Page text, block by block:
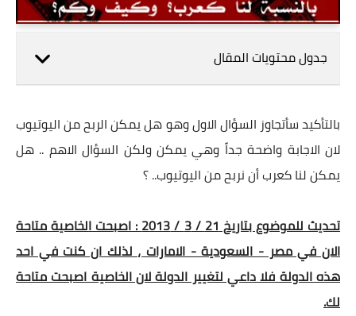
جدول محتويات المقال
بالتأكيد سأتجاوز السؤال الاول وهو هل يمكن الربح من اليوتيوب
لان الاجابة واضحة جداً وهي يمكن ولكن السؤال الاهم .. هل
يمكن لنا كعرب أن نربح من اليوتيوب.. ؟
تحديث للموضوع بتاريخ 21 / 3 / 2013 : اصبحت الخاصية متاحة
الان في مصر - السعودية - الامارات ، لذلك ان كنت في احد
هذه الدولة فلا داعي لتغيير الدولة لان الخاصية اصبحت متاحة
لك.